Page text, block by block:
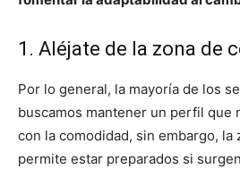
1. Aléjate de la zona de
Por lo general, la mayoría de los
buscamos mantener un perfil que
con la comodidad, sin embargo,
permite estar preparados si